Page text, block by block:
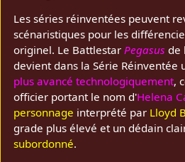
Les séries réinventées peuvent
scénaristiques pour les
originel. Le Battlestar Pegasus de
devient dans la Série Réinventée
plus avancé technologiquement,
officier portant le nom d'Helena
personnage interprété par Lloyd
grade plus élevé et un dédain
subordonné.